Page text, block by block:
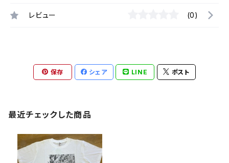
レビュー (0)
保存 シェア LINE ポスト
最近チェックした商品